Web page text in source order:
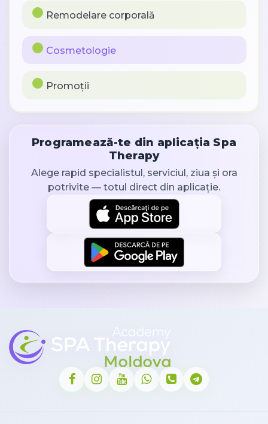
Remodelare corporală
Cosmetologie
Promoții
Programează-te din aplicația Spa
Therapy
Alege rapid specialistul, serviciul, ziua și ora
potrivite — totul direct din aplicație.